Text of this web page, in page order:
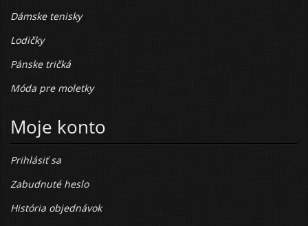
Dámske tenisky
Lodičky
Pánske tričká
Móda pre moletky
Moje konto
Prihlásiť sa
Zabudnuté heslo
História objednávok